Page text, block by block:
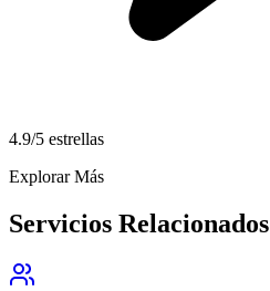
4.9/5 estrellas
Explorar Más
Servicios Relacionados